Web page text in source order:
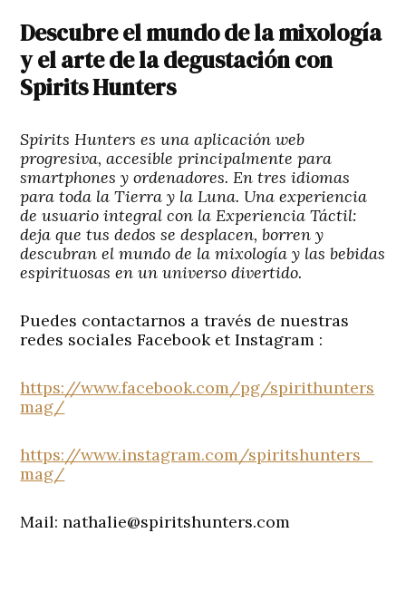
Descubre el mundo de la mixología
y el arte de la degustación con
Spirits Hunters
Spirits Hunters es una aplicación web
progresiva, accesible principalmente para
smartphones y ordenadores. En tres idiomas
para toda la Tierra y la Luna. Una experiencia
de usuario integral con la Experiencia Táctil:
deja que tus dedos se desplacen, borren y
descubran el mundo de la mixología y las bebidas
espirituosas en un universo divertido.
Puedes contactarnos a través de nuestras
redes sociales Facebook et Instagram :
https://www.facebook.com/pg/spirithunters
mag/
https://www.instagram.com/spiritshunters_
mag/
Mail: nathalie@spiritshunters.com